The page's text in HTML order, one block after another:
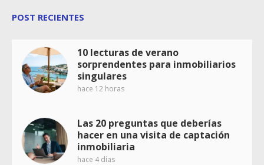
POST RECIENTES
10 lecturas de verano
sorprendentes para inmobiliarios
singulares
hace 12 horas
Las 20 preguntas que deberías
hacer en una visita de captación
inmobiliaria
hace 4 días